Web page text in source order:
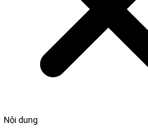
Nội dung